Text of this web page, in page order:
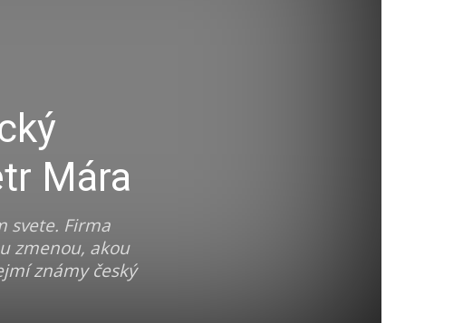
Mára
svete. Firma
zmenou, akou
známy český